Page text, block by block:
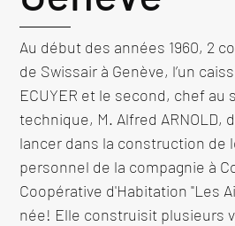
Au début des années 1960, 2
de Swissair à Genève, l’un
ECUYER et le second, chef au
technique, M. Alfred ARNOLD,
lancer dans la construction de
personnel de la compagnie à
Coopérative d'Habitation "Les
née! Elle construisit plusieurs